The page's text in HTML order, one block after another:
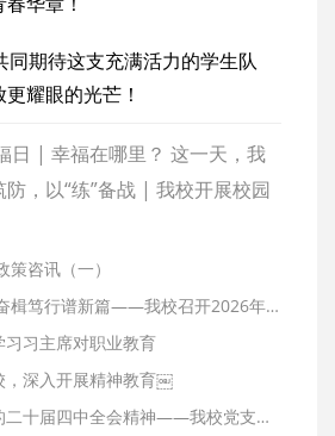
同期待这支充满活力的学生队
耀眼的光芒！
日 | 幸福在哪里？ 这一天，我
击匠心楼心理沙龙现场
防，以“练”备战 | 我校开展校园
咨讯（一）
新篇——我校召开2026年春季开学前全体教职工大会
习主席对职业教育
，深入开展精神教育￼
全会精神——我校党支部举行11月份主题党日活动